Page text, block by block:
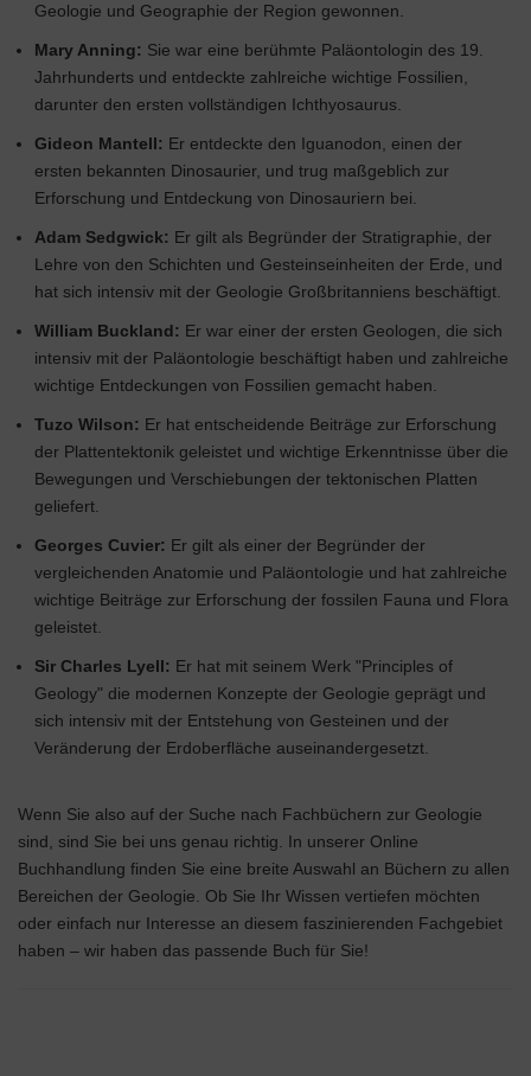
Geologie und Geographie der Region gewonnen.
Mary Anning: Sie war eine berühmte Paläontologin des 19.
Jahrhunderts und entdeckte zahlreiche wichtige Fossilien,
darunter den ersten vollständigen Ichthyosaurus.
Gideon Mantell: Er entdeckte den Iguanodon, einen der
ersten bekannten Dinosaurier, und trug maßgeblich zur
Erforschung und Entdeckung von Dinosauriern bei.
Adam Sedgwick: Er gilt als Begründer der Stratigraphie, der
Lehre von den Schichten und Gesteinseinheiten der Erde, und
hat sich intensiv mit der Geologie Großbritanniens beschäftigt.
William Buckland: Er war einer der ersten Geologen, die sich
intensiv mit der Paläontologie beschäftigt haben und zahlreiche
wichtige Entdeckungen von Fossilien gemacht haben.
Tuzo Wilson: Er hat entscheidende Beiträge zur Erforschung
der Plattentektonik geleistet und wichtige Erkenntnisse über die
Bewegungen und Verschiebungen der tektonischen Platten
geliefert.
Georges Cuvier: Er gilt als einer der Begründer der
vergleichenden Anatomie und Paläontologie und hat zahlreiche
wichtige Beiträge zur Erforschung der fossilen Fauna und Flora
geleistet.
Sir Charles Lyell: Er hat mit seinem Werk "Principles of
Geology" die modernen Konzepte der Geologie geprägt und
sich intensiv mit der Entstehung von Gesteinen und der
Veränderung der Erdoberfläche auseinandergesetzt.
Wenn Sie also auf der Suche nach Fachbüchern zur Geologie
sind, sind Sie bei uns genau richtig. In unserer Online
Buchhandlung finden Sie eine breite Auswahl an Büchern zu allen
Bereichen der Geologie. Ob Sie Ihr Wissen vertiefen möchten
oder einfach nur Interesse an diesem faszinierenden Fachgebiet
haben – wir haben das passende Buch für Sie!